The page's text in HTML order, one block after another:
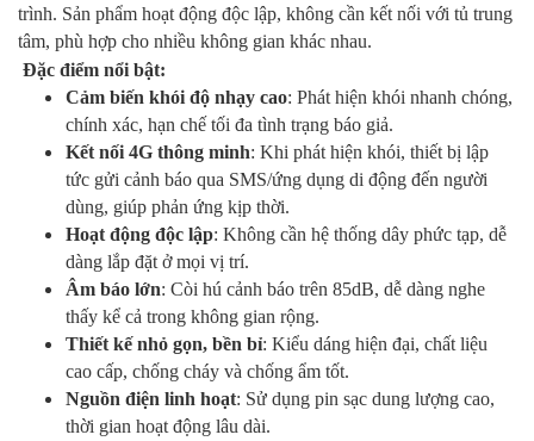
trình. Sản phẩm hoạt động độc lập, không cần kết nối với tủ trung
tâm, phù hợp cho nhiều không gian khác nhau.
Đặc điểm nổi bật:
Cảm biến khói độ nhạy cao: Phát hiện khói nhanh chóng,
chính xác, hạn chế tối đa tình trạng báo giả.
Kết nối 4G thông minh: Khi phát hiện khói, thiết bị lập
tức gửi cảnh báo qua SMS/ứng dụng di động đến người
dùng, giúp phản ứng kịp thời.
Hoạt động độc lập: Không cần hệ thống dây phức tạp, dễ
dàng lắp đặt ở mọi vị trí.
Âm báo lớn: Còi hú cảnh báo trên 85dB, dễ dàng nghe
thấy kể cả trong không gian rộng.
Thiết kế nhỏ gọn, bền bỉ: Kiểu dáng hiện đại, chất liệu
cao cấp, chống cháy và chống ẩm tốt.
Nguồn điện linh hoạt: Sử dụng pin sạc dung lượng cao,
thời gian hoạt động lâu dài.